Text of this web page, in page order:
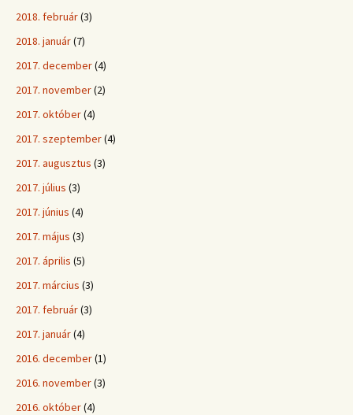
2018. február(3)
2018. január(7)
2017. december(4)
2017. november(2)
2017. október(4)
2017. szeptember(4)
2017. augusztus (3)
2017. július (3)
2017. június (4)
2017. május (3)
2017. április (5)
2017. március (3)
2017. február(3)
2017. január(4)
2016. december(1)
2016. november(3)
2016. október(4)